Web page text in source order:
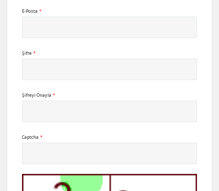
E-Posta *
Şifre *
Şifreyi Onayla *
Captcha *